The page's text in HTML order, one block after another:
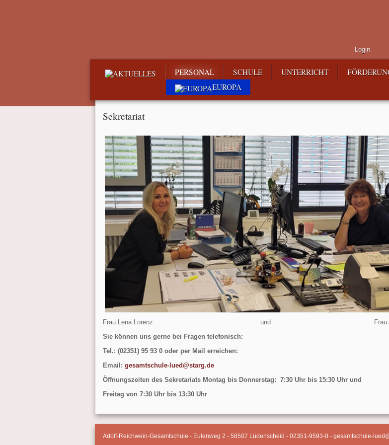
Login
PERSONAL SCHULE UNTERRICHT
EUROPA
Sekretariat
Frau Lena Lorenz und Frau Andrea
Sie können uns gerne bei Fragen telefonisch:
Tel.: (02351) 95 93 0 oder per Mail erreichen:
Email: gesamtschule-lued@starg.de
Öffnungszeiten des Sekretariats Montag bis Donnerstag: 7:30 Uhr bis 15:30 Uhr und
Freitag von 7:30 Uhr bis 13:30 Uhr
Adolf-Reichwein-Gesamtschule - Eulenweg 2 - 58507 Lüdenscheid - 02351-9593-0 - gesamtschule-